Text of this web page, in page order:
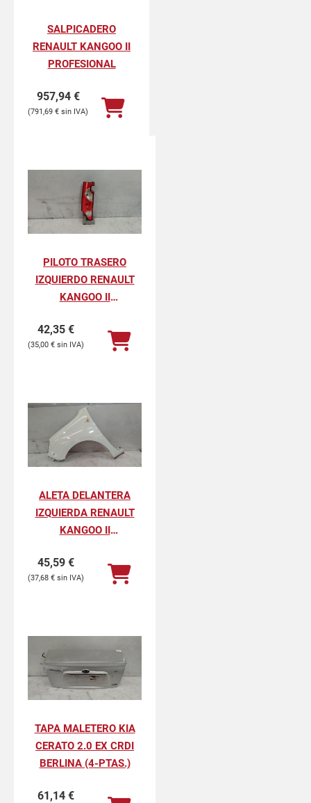
SALPICADERO
RENAULT KANGOO II
PROFESIONAL
957,94 €
791,69 €
PILOTO TRASERO
IZQUIERDO RENAULT
KANGOO II
42,35 €
35,00 €
ALETA DELANTERA
IZQUIERDA RENAULT
KANGOO II
45,59 €
37,68 €
TAPA MALETERO KIA
CERATO 2.0 EX CRDI
BERLINA (4-PTAS.)
61,14 €